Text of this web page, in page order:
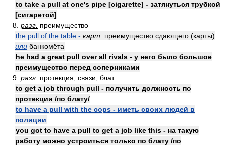
to take a pull at one's pipe [cigarette] - затянуться трубкой
[сигаретой]
8. разг. преимущество
the pull of the table - карт.
преимущество сдающего (карты)
или банкомёта
he had a great pull over all rivals - у него было большое
преимущество перед соперниками
9. разг. протекция, связи, блат
to get a job through pull - получить должность по
протекции /по блату/
to have a pull with the cops - иметь своих людей в
полиции
you got to have a pull to get a job like this - на такую
работу можно устроиться только по блату /по